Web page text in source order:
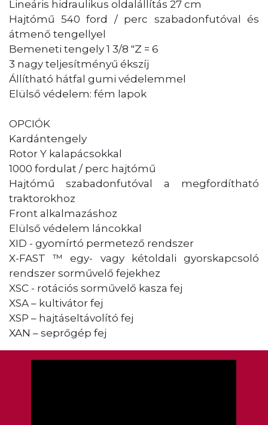
Lineáris hidraulikus oldalállítás 27 cm
Hajtómű 540 ford / perc szabadonfutóval és
átmenő tengellyel
Bemeneti tengely 1 3/8 "Z = 6
3 nagy teljesítményű ékszíj
Állítható hátfal gumi védelemmel
Elülső védelem: fém lapok
OPCIÓK
Kardántengely
Rotor Y kalapácsokkal
1000 fordulat / perc hajtómű
Hajtómű szabadonfutóval a megfordítható
traktorokhoz
Front alkalmazáshoz
Elülső védelem láncokkal
XID - gyomírtó permetező rendszer
X-FAST ™ egy- vagy kétoldali gyorskapcsoló
rendszer sorművelő fejekhez
XSC - rotációs sorművelő kasza fej
XSA – kultivátor fej
XSP – hajtáseltávolító fej
XAN – seprőgép fej